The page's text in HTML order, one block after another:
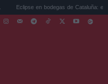
de Cataluña: el plan perfecto p...